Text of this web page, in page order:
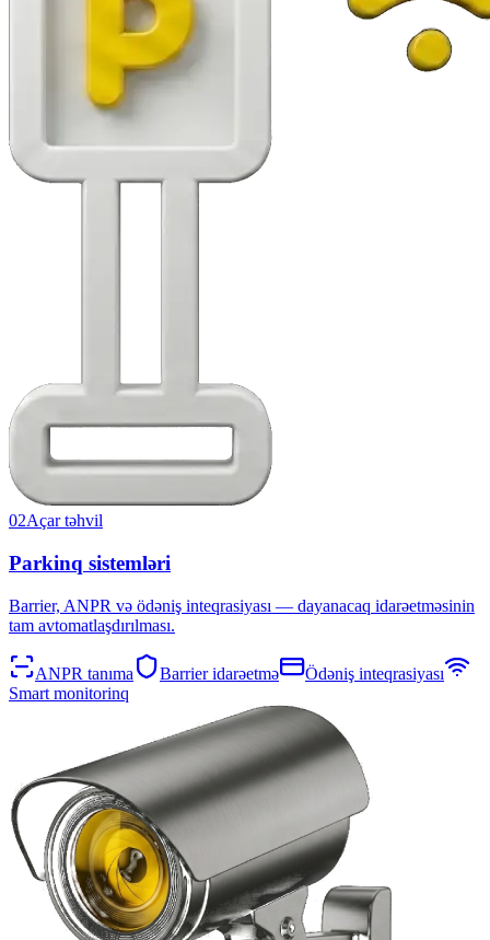
02Açar təhvil
Parkinq sistemləri
Barrier, ANPR və ödəniş inteqrasiyası — dayanacaq idarəetməsinin
tam avtomatlaşdırılması.
ANPR tanıma Barrier idarəetmə
Ödəniş inteqrasiyası
Smart monitorinq